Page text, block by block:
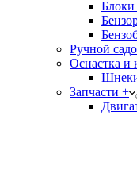
Блоки
Ручной
Оснастка и
Шнеки
Запчасти +